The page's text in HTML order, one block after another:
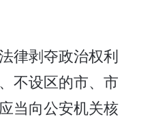
律剥夺政治权利
不设区的市、市
当向公安机关核